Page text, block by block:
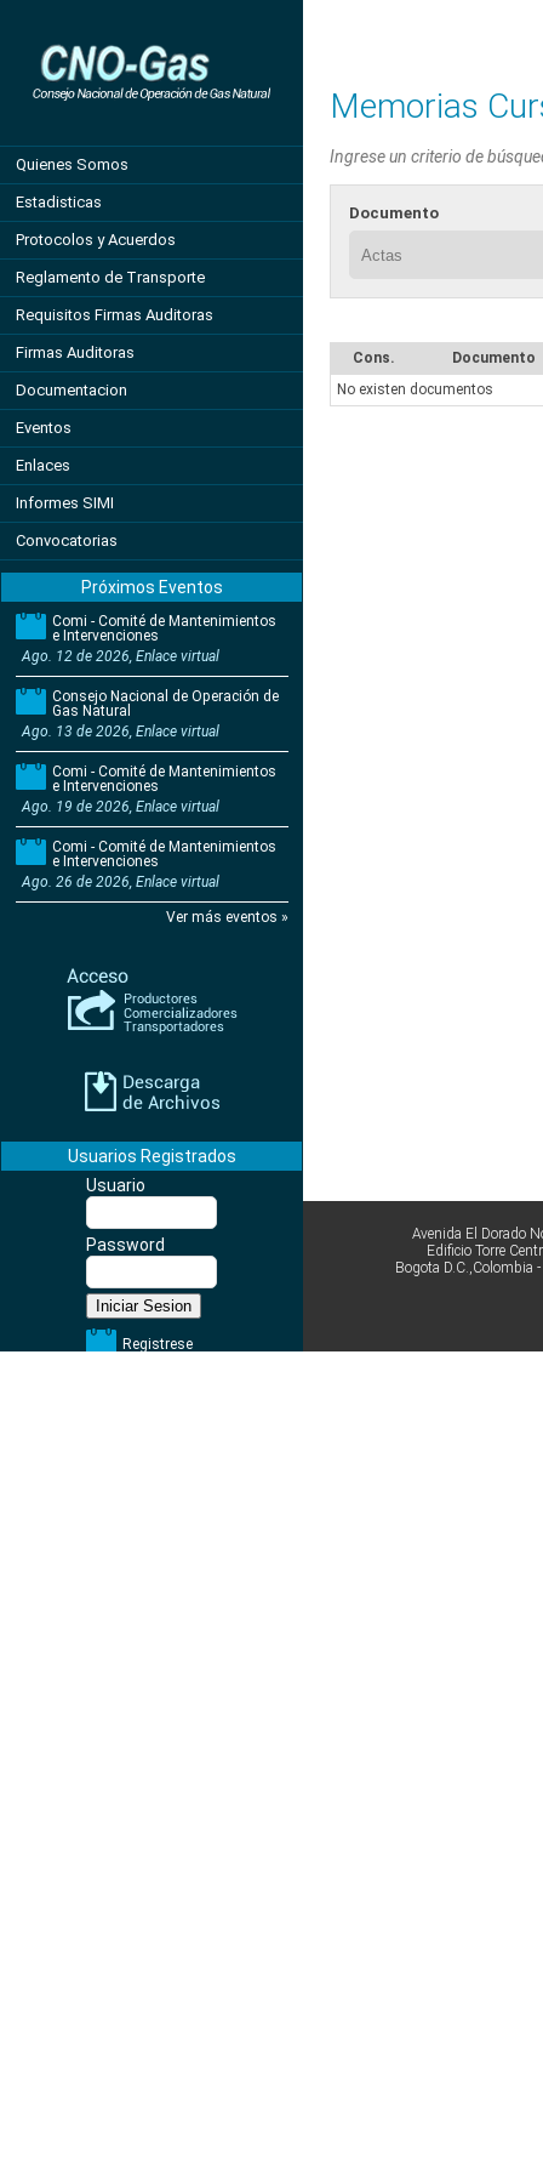
Quienes Somos
Estadisticas
Protocolos y Acuerdos
Reglamento de Transporte
Requisitos Firmas Auditoras
Firmas Auditoras
Documentacion
Eventos
Enlaces
Informes SIMI
Convocatorias
Próximos Eventos
Comi - Comité de Mantenimientos
e Intervenciones
Ago. 12 de 2026, Enlace virtual
Consejo Nacional de Operación de
Gas Natural
Ago. 13 de 2026, Enlace virtual
Comi - Comité de Mantenimientos
e Intervenciones
Ago. 19 de 2026, Enlace virtual
Comi - Comité de Mantenimientos
e Intervenciones
Ago. 26 de 2026, Enlace virtual
Ver más eventos »
Usuarios Registrados
Usuario
Password
Registrese
Memorias
Ingrese un criterio de
Documento
Cons.
Documento
No existen documentos
Avenida El Dorado
Edificio Torre
Bogota D.C.,Colombia